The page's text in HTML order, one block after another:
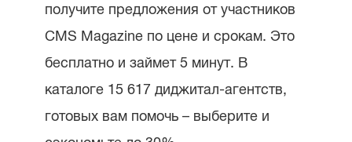
получите предложения от участников
CMS Magazine по цене и срокам. Это
бесплатно и займет 5 минут. В
каталоге 15 617 диджитал-агентств,
готовых вам помочь – выберите и